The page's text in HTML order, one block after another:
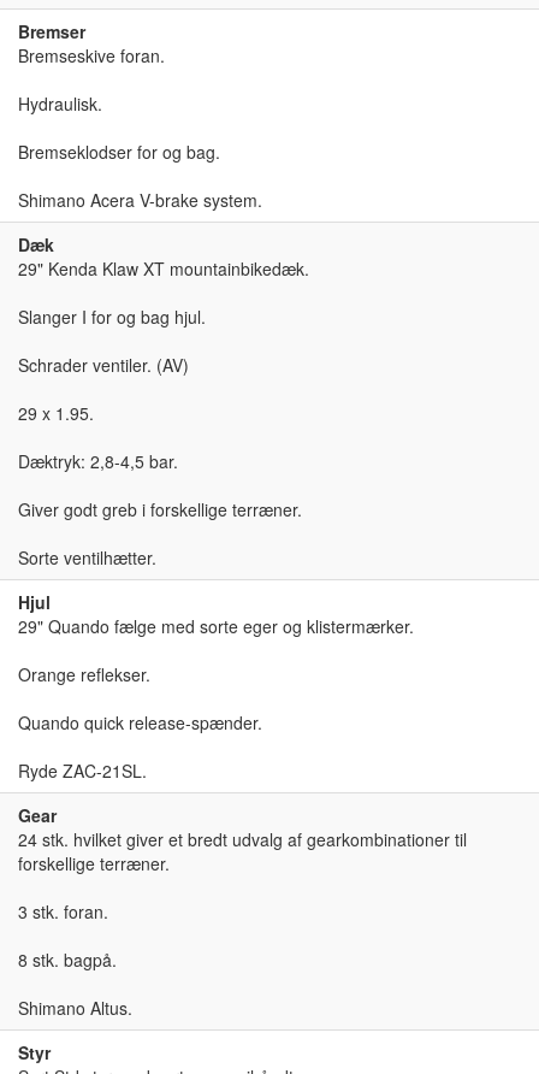
Bremser
Bremseskive foran.
Hydraulisk.
Bremseklodser for og bag.
Shimano Acera V-brake system.
Dæk
29" Kenda Klaw XT mountainbikedæk.
Slanger I for og bag hjul.
Schrader ventiler. (AV)
29 x 1.95.
Dæktryk: 2,8-4,5 bar.
Giver godt greb i forskellige terræner.
Sorte ventilhætter.
Hjul
29" Quando fælge med sorte eger og klistermærker.
Orange reflekser.
Quando quick release-spænder.
Ryde ZAC-21SL.
Gear
24 stk. hvilket giver et bredt udvalg af gearkombinationer til
forskellige terræner.
3 stk. foran.
8 stk. bagpå.
Shimano Altus.
Styr